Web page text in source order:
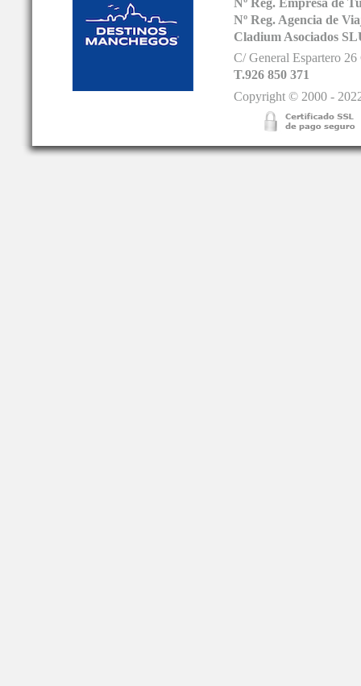
Nº Reg. Empresa de
Nº Reg. Agencia de
Cladium Asociados
C/ General Espartero
T.926 850 371
Copyright © 2000 -